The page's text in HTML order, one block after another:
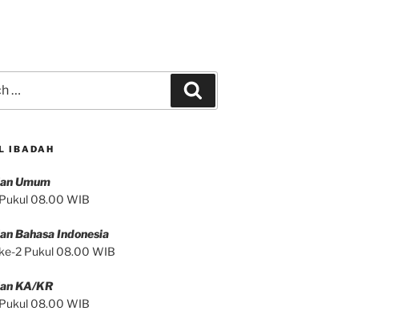
IBADAH
Umum
08.00 WIB
Bahasa Indonesia
2 Pukul 08.00 WIB
KA/KR
08.00 WIB